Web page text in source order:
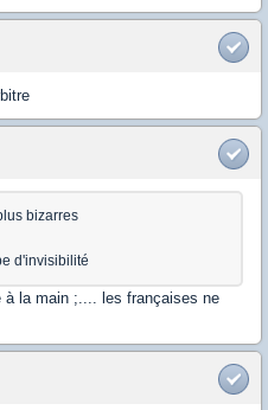
bizarres
d'invisibilité
la main ;.... les françaises ne